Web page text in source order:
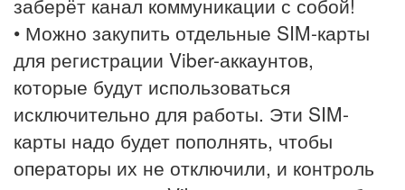
заберёт канал коммуникации с собой!
• Можно закупить отдельные SIM-карты
для регистрации Viber-аккаунтов,
которые будут использоваться
исключительно для работы. Эти SIM-
карты надо будет пополнять, чтобы
операторы их не отключили, и контроль